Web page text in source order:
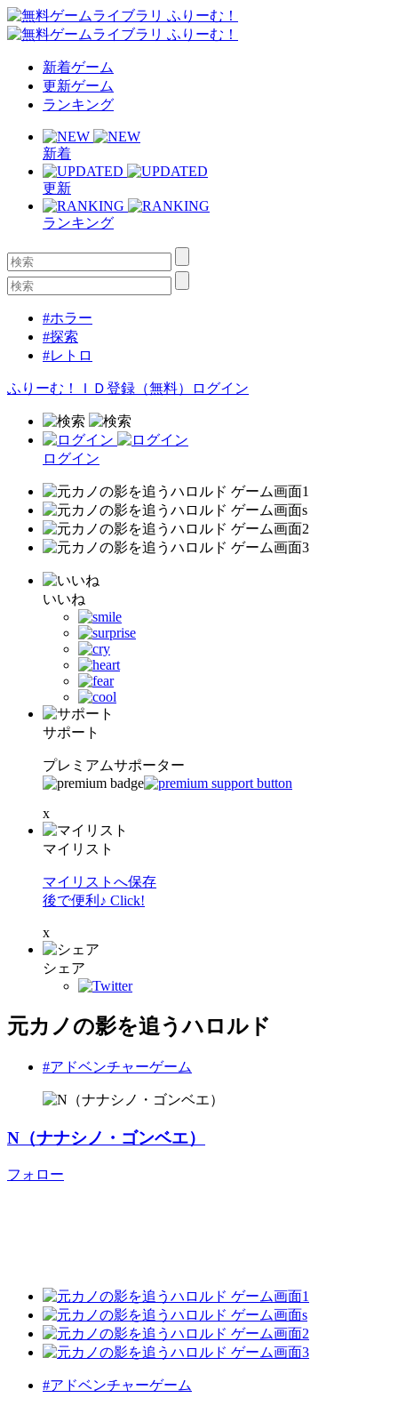
新着ゲーム
更新ゲーム
ランキング
新着
更新
ランキング
#ホラー
#探索
#レトロ
ふりーむ！ＩＤ登録（無料） ログイン
ログイン
いいね
サポート
プレミアムサポーター
x
マイリスト
マイリストへ保存
後で便利♪ Click!
x
シェア
元カノの影を追うハロルド
#アドベンチャーゲーム
N（ナナシノ・ゴンベエ）
フォロー
#アドベンチャーゲーム